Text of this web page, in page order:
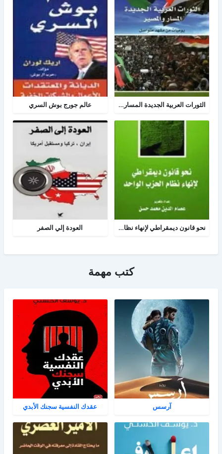
الثورات العربية الجديدة المسار والمصير عالم جورج بوش السري
نحو قانون ديمقراطي لإنهاء نظام الحزب الواحد العودة إلي الصفر
كتب مهمة
آرسس عقدك النفسية سجنك الأبدي